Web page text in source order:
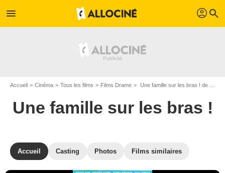
menu profil search
Accueil Cinéma Tous les films Films Drame Une famille sur les bras ! de Christine Kabisch
Une famille sur les bras !
Accueil Casting Photos Films similaires